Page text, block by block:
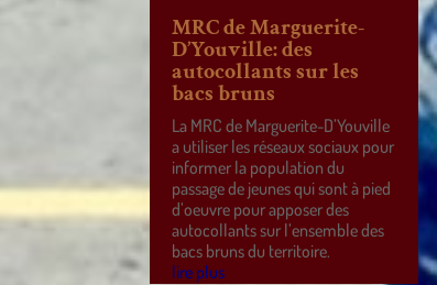
MRC de Marguerite-
D’Youville: des
autocollants sur les
bacs bruns
La MRC de Marguerite-D’Youville
a utiliser les réseaux sociaux pour
informer la population du
passage de jeunes qui sont à pied
d’oeuvre pour apposer des
autocollants sur l’ensemble des
bacs bruns du territoire.
lire plus